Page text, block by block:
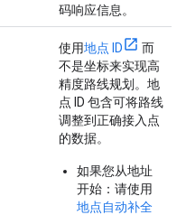
码响应信息。
使用地点 ID
而
不是坐标来实现高
精度路线规划。地
点 ID 包含可将路线
调整到正确接入点
的数据。
如果您从地址
开始 ：请使用
地点自动补全